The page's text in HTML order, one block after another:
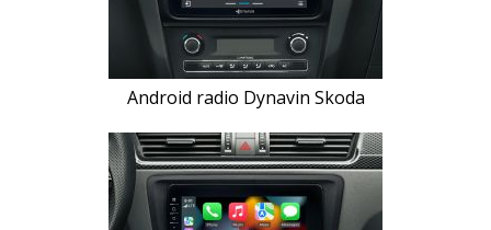
Android radio Dynavin Skoda